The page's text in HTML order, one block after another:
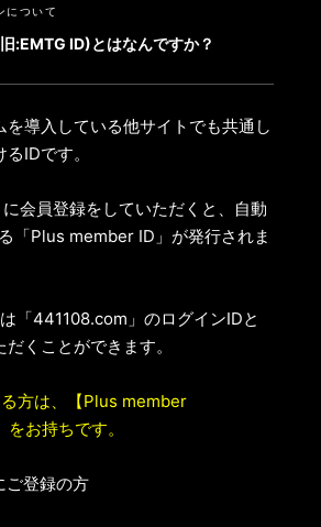
について
:EMTG ID)とはなんですか？
を導入している他サイトでも共通し
IDです。
に会員登録をしていただくと、自動
「Plus member ID」が発行されま
「441108.com」のログインIDと
くことができます。
方は、【Plus member
お持ちです。
ご登録の方